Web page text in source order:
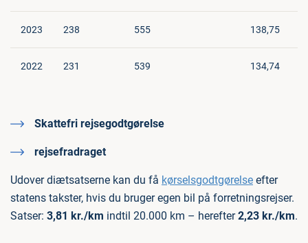
2023 238 555 138,75
2022 231 539 134,74
Skattefri rejsegodtgørelse
rejsefradraget
Udover diætsatserne kan du få kørselsgodtgørelse efter
statens takster, hvis du bruger egen bil på forretningsrejser.
Satser: 3,81 kr./km indtil 20.000 km – herefter2,23 kr./km.